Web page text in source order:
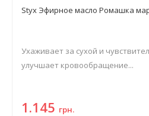
Styx Эфирное масло Ромашка
Ухаживает за сухой и
улучшает кровообращение...
1.145 грн.